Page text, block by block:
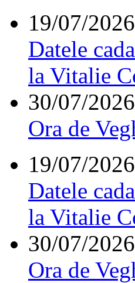
19/07/
Datele
la Vitalie
30/07/
Ora de
19/07/
Datele
la Vitalie
30/07/
Ora de